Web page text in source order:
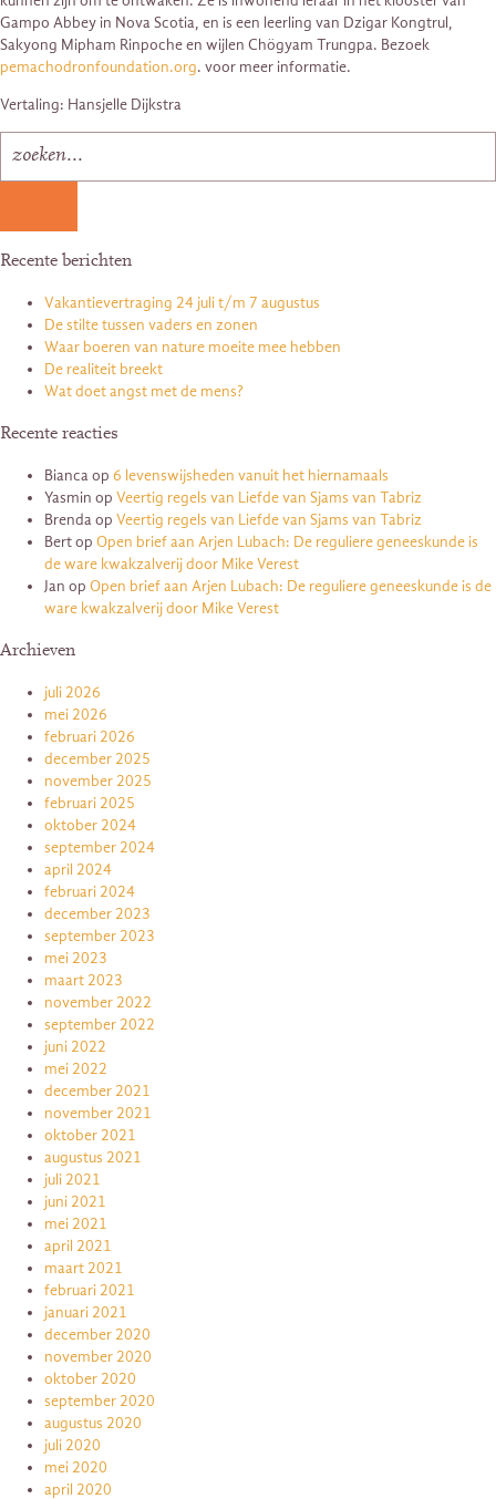
Gampo Abbey in Nova Scotia, en is een leerling van Dzigar Kongtrul,
Sakyong Mipham Rinpoche en wijlen Chögyam Trungpa. Bezoek
pemachodronfoundation.org. voor meer informatie.
Vertaling: Hansjelle Dijkstra
Recente berichten
Vakantievertraging 24 juli t/m 7 augustus
De stilte tussen vaders en zonen
Waar boeren van nature moeite mee hebben
De realiteit breekt
Wat doet angst met de mens?
Recente reacties
Biancaop 6 levenswijsheden vanuit het hiernamaals
Yasmin op Veertig regels van Liefde van Sjams van Tabriz
Brendaop Veertig regels van Liefde van Sjams van Tabriz
Bertop Open brief aan Arjen Lubach: De reguliere geneeskunde is
de ware kwakzalverij door Mike Verest
Jan op Open brief aan Arjen Lubach: De reguliere geneeskunde is de
ware kwakzalverij door Mike Verest
Archieven
juli 2026
mei 2026
februari 2026
december 2025
november 2025
februari 2025
oktober 2024
september 2024
april 2024
februari 2024
december 2023
september 2023
mei 2023
maart 2023
november 2022
september 2022
juni 2022
mei 2022
december 2021
november 2021
oktober 2021
augustus 2021
juli 2021
juni 2021
mei 2021
april 2021
maart 2021
februari 2021
januari 2021
december 2020
november 2020
oktober 2020
september 2020
augustus 2020
juli 2020
mei 2020
april 2020